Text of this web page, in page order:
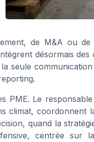
de M&A ou de
désormais des
seule
PME. Le
climat, coordonnent
quand la
centrée sur